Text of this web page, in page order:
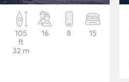
105
ft
32 m
16 8 15